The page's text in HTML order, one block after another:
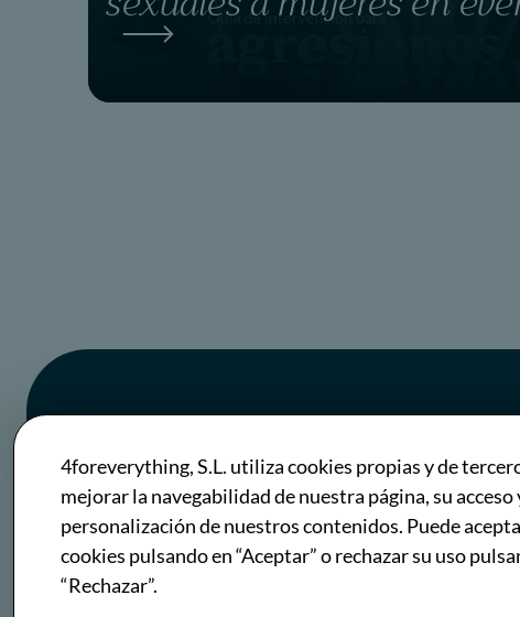
4foreverything, S.L. utiliza cookies propias y de
mejorar la navegabilidad de nuestra página, su acceso
personalización de nuestros contenidos. Puede
cookies pulsando en “Aceptar” o rechazar su uso
“Rechazar”.
Get in
Touch